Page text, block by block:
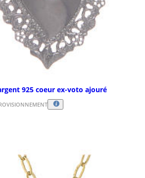
925 coeur ex-voto ajouré